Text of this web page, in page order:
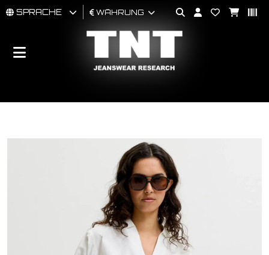
MÄNNER
BRAND
SPRACHE WÄHRUNG